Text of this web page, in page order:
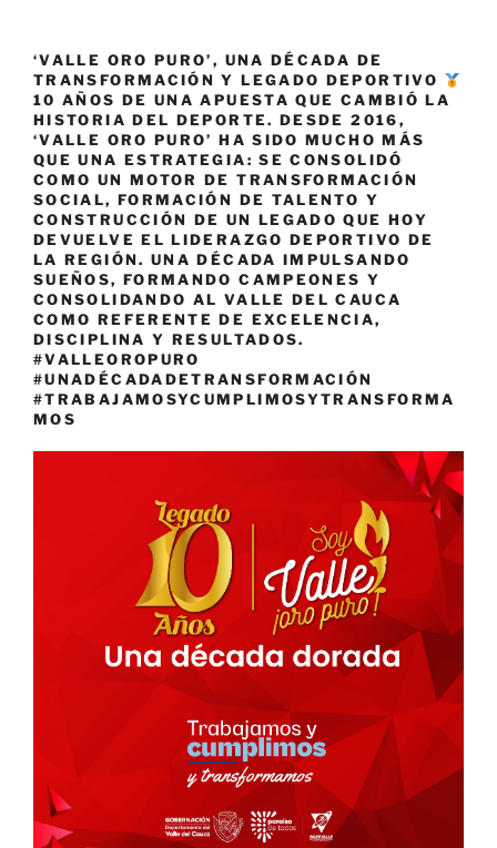
‘VALLE ORO PURO’, UNA DÉCADA DE
TRANSFORMACIÓN Y LEGADO DEPORTIVO
10 AÑOS DE UNA APUESTA QUE CAMBIÓ LA
HISTORIA DEL DEPORTE. DESDE 2016,
‘VALLE ORO PURO’ HA SIDO MUCHO MÁS
QUE UNA ESTRATEGIA: SE CONSOLIDÓ
COMO UN MOTOR DE TRANSFORMACIÓN
SOCIAL, FORMACIÓN DE TALENTO Y
CONSTRUCCIÓN DE UN LEGADO QUE HOY
DEVUELVE EL LIDERAZGO DEPORTIVO DE
LA REGIÓN. UNA DÉCADA IMPULSANDO
SUEÑOS, FORMANDO CAMPEONES Y
CONSOLIDANDO AL VALLE DEL CAUCA
COMO REFERENTE DE EXCELENCIA,
DISCIPLINA Y RESULTADOS.
#VALLEOROPURO
#UNADÉCADADETRANSFORMACIÓN
#TRABAJAMOSYCUMPLIMOSYTRANSFORMA
MOS